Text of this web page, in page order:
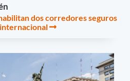
dos corredores seguros